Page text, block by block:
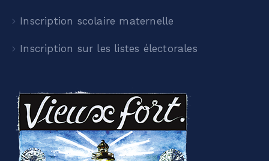
Inscription scolaire maternelle
Inscription sur les listes électorales